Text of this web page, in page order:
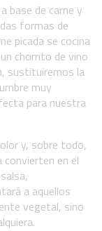
base de carne y
formas de
picada se cocina
chorrito de vino
sustituiremos la
muy
para nuestra
y, sobre todo,
convierten en el
a aquellos
vegetal, sino